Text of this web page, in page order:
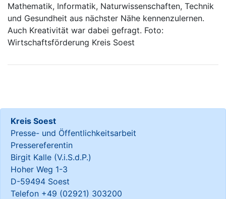
Mathematik, Informatik, Naturwissenschaften, Technik
und Gesundheit aus nächster Nähe kennenzulernen.
Auch Kreativität war dabei gefragt. Foto:
Wirtschaftsförderung Kreis Soest
Kreis Soest
Presse- und Öffentlichkeitsarbeit
Pressereferentin
Birgit Kalle (V.i.S.d.P.)
Hoher Weg 1-3
D-59494 Soest
Telefon +49 (02921) 303200